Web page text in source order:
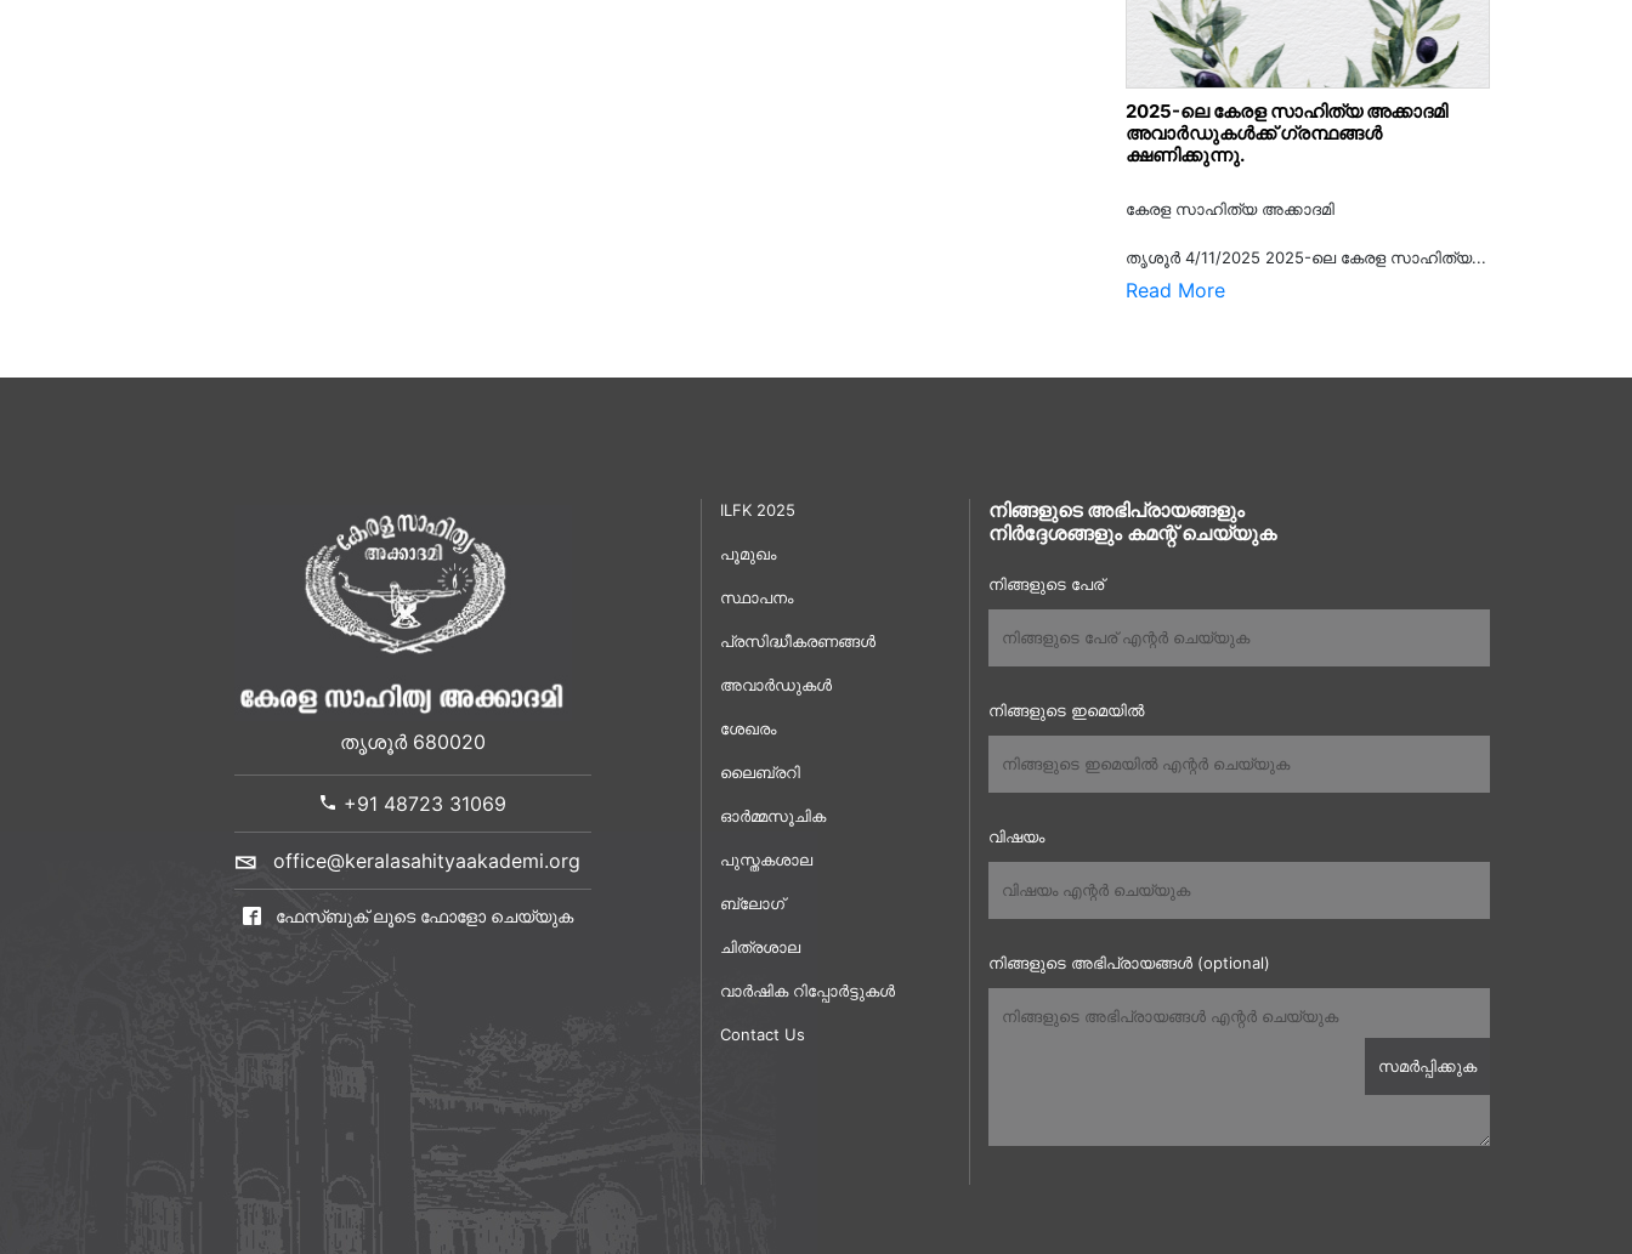
2025-ലെ കേരള സാഹിത്യ അക്കാദമി
അവാർഡുകൾക്ക് ഗ്രന്ഥങ്ങൾ
ക്ഷണിക്കുന്നു.
കേരള സാഹിത്യ അക്കാദമി
തൃശൂര്‍ 4/11/2025 2025-ലെ കേരള സാഹിത്യ...
Read More
തൃശൂർ 680020
+91 48723 31069
office@keralasahityaakademi.org
ഫേസ്ബുക് ലൂടെ ഫോളോ ചെയ്യുക
ILFK 2025
പൂമുഖം
സ്ഥാപനം
പ്രസിദ്ധീകരണങ്ങൾ
അവാർഡുകൾ
ശേഖരം
ലൈബ്രറി
ഓർമ്മസൂചിക
പുസ്തകശാല
ബ്ലോഗ്
ചിത്രശാല
വാർഷിക റിപ്പോർട്ടുകൾ
Contact Us
നിങ്ങളുടെ അഭിപ്രായങ്ങളും
നിർദ്ദേശങ്ങളും കമന്റ് ചെയ്യുക
നിങ്ങളുടെ പേര്
നിങ്ങളുടെ ഇമെയിൽ
വിഷയം
നിങ്ങളുടെ അഭിപ്രായങ്ങൾ (optional)